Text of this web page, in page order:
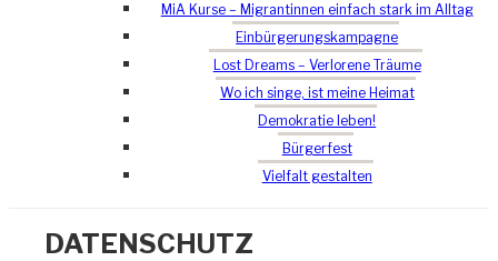
MiA Kurse – Migrantinnen einfach stark im Alltag
Einbürgerungskampagne
Lost Dreams – Verlorene Träume
Wo ich singe, ist meine Heimat
Demokratie leben!
Bürgerfest
Vielfalt gestalten
DATENSCHUTZ